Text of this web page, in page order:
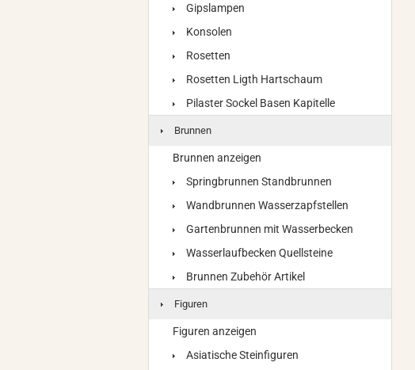
Gipslampen
Konsolen
Rosetten
Rosetten Ligth Hartschaum
Pilaster Sockel Basen Kapitelle
Brunnen
Brunnen anzeigen
Springbrunnen Standbrunnen
Wandbrunnen Wasserzapfstellen
Gartenbrunnen mit Wasserbecken
Wasserlaufbecken Quellsteine
Brunnen Zubehör Artikel
Figuren
Figuren anzeigen
Asiatische Steinfiguren